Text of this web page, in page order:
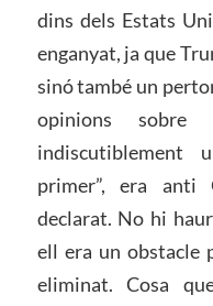
dins dels Estats
enganyat, ja que
sinó també un
opinions
indiscutiblement
primer”, era anti
declarat. No hi
ell era un obstacle
eliminat. Cosa